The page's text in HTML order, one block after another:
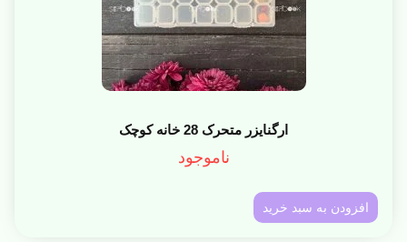
ارگنایزر متحرک 28 خانه کوچک
ناموجود
افزودن به سبد خرید